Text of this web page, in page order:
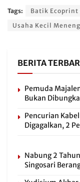
Tags: Batik Ecoprint
Usaha Kecil
BERITA
Pemuda
Bukan
Pencurian
Digagalkan, 2
Nabung 2
Singosari